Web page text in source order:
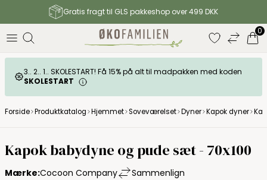
Gratis fragt til GLS pakkeshop over 499 DKK
0
3.. 2.. 1.. SKOLESTART! Få 15% på alt til madpakken med koden
SKOLESTART
Forside Produktkatalog Hjemmet Soveværelset Dyner Kapok dyner
Kapok babydyne og pude sæt - 70x100
Mærke:Cocoon Company Sammenlign